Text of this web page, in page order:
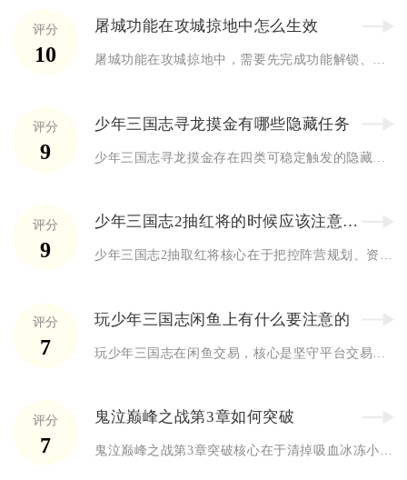
评分
10
屠城功能在攻城掠地中怎么生效
屠城功能在攻城掠地中，需要先完成功能解锁、满足目标城池条件、...
评分
9
少年三国志寻龙摸金有哪些隐藏任务
评分
9
少年三国志2抽红将的时候应该注意哪些方面
少年三国志2抽取红将核心在于把控阵营规划、资源储备、保底机制...
评分
7
玩少年三国志闲鱼上有什么要注意的
评分
7
鬼泣巅峰之战第3章如何突破
鬼泣巅峰之战第3章突破核心在于清掉吸血冰冻小怪、利用远程与空...